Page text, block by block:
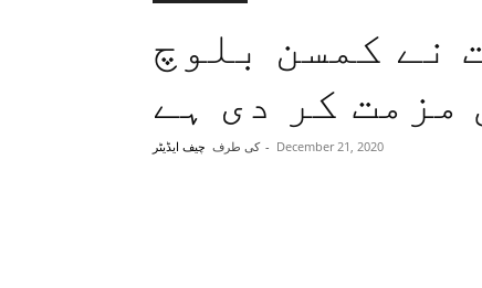
نے کمسن بلوچ
مزمت کر دی ہے
کی طرف چیف ایڈیٹر - December 21, 2020